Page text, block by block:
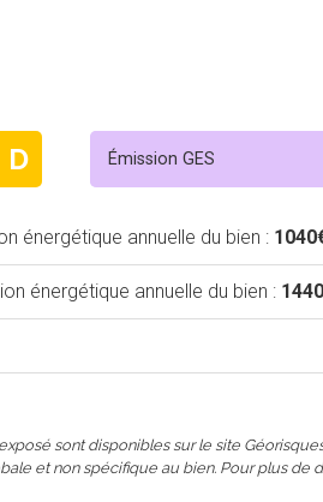
D Émission GES
énergétique annuelle du bien :
énergétique annuelle du bien :
sont disponibles sur le site
et non spécifique au bien. Pour plus de